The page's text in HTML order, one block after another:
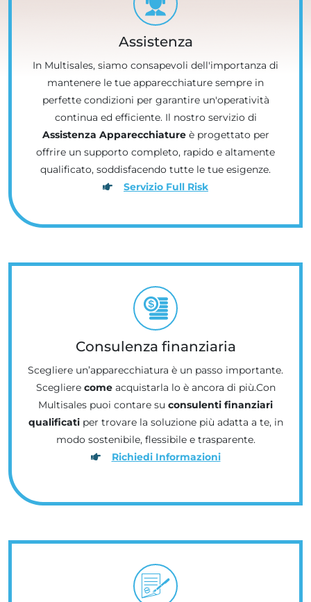
Assistenza
In Multisales, siamo consapevoli dell'importanza di
mantenere le tue apparecchiature sempre in
perfette condizioni per garantire un'operatività
continua ed efficiente. Il nostro servizio di
Assistenza Apparecchiatureè progettato per
offrire un supporto completo, rapido e altamente
qualificato, soddisfacendo tutte le tue esigenze.
Servizio Full Risk
Consulenza finanziaria
Scegliere un’apparecchiatura è un passo importante.
Scegliere comeacquistarla lo è ancora di più.Con
Multisales puoi contare su consulenti finanziari
qualificatiper trovare la soluzione più adatta a te, in
modo sostenibile, flessibile e trasparente.
Richiedi Informazioni